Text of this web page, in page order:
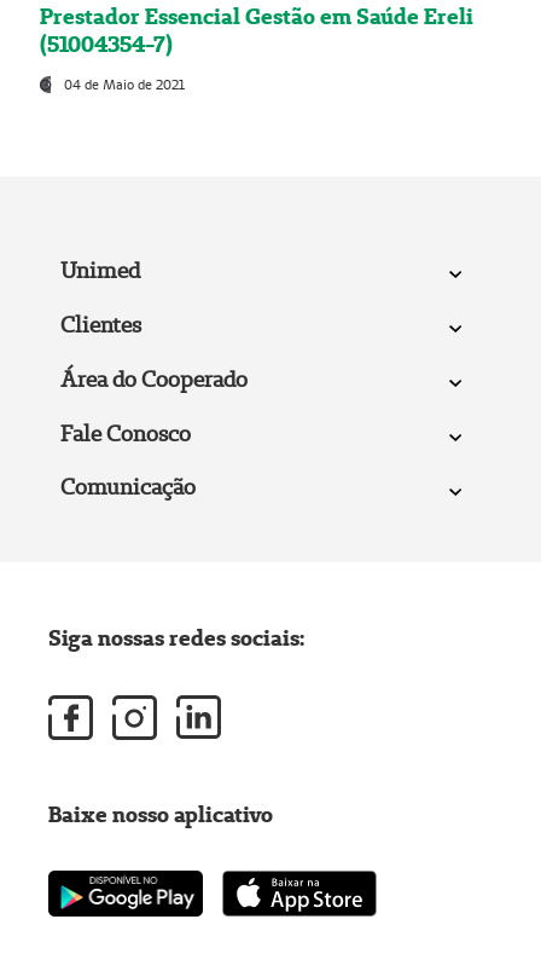
Prestador Essencial Gestão em Saúde Ereli
(51004354-7)
04 de Maio de 2021
Unimed
Clientes
Área do Cooperado
Fale Conosco
Comunicação
Siga nossas redes sociais:
Baixe nosso aplicativo